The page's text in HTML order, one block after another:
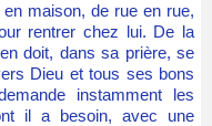
maison, de rue en rue,
rentrer chez lui. De la
doit, dans sa prière, se
Dieu et tous ses bons
instamment les
il a besoin, avec une